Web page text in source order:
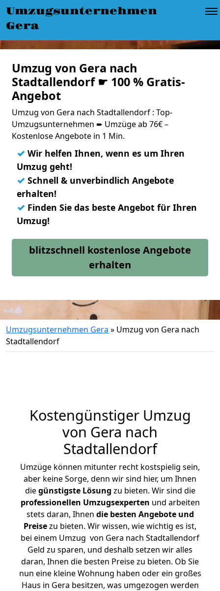
Umzugsunternehmen
Gera
Umzug von Gera nach
Stadtallendorf ☛ 100 % Gratis-
Angebot
Umzug von Gera nach Stadtallendorf : Top-
Umzugsunternehmen ➨ Umzüge ab 76€ –
Kostenlose Angebote in 1 Min.
✓ Wir helfen Ihnen, wenn es um Ihren
Umzug geht!
✓ Schnell & unverbindlich Angebote
erhalten!
✓ Finden Sie das beste Angebot für Ihren
Umzug!
blitzschnell kostenlose Angebote
erhalten
Umzugsunternehmen Gera » Umzug von Gera nach
Stadtallendorf
Kostengünstiger Umzug
von Gera nach
Stadtallendorf
Umzüge können mitunter recht kostspielig sein,
aber keine Sorge, denn wir sind hier, um Ihnen
diegünstigste Lösung zu bieten. Wir sind die
professionellen Umzugsexperten und arbeiten
stets daran, Ihnen die besten Angebote und
Preisezu bieten. Wir wissen, wie wichtig es ist,
bei einem Umzug von Gera nach Stadtallendorf
Geld zu sparen, und deshalb setzen wir alles
daran, Ihnen die besten Preise zu bieten. Ob Sie
nun eine kleine Wohnung haben oder ein großes
Haus in Gera besitzen, was umgezogen werden